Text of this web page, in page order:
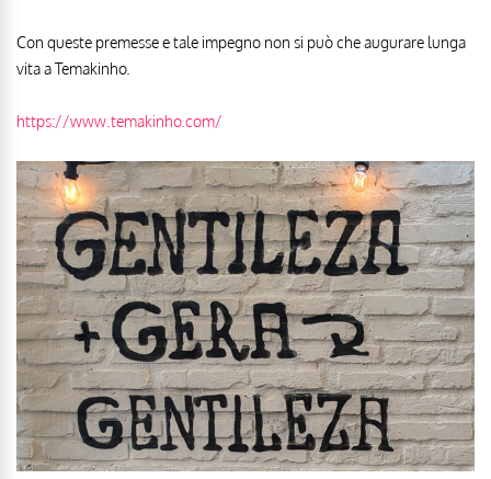
Con queste premesse e tale impegno non si può che augurare lunga
vita a Temakinho.
https://www.temakinho.com/